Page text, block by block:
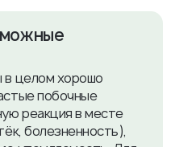
в целом хорошо
побочные
реакция в месте
болезненность),